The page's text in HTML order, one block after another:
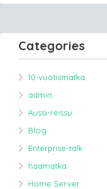
Categories
10-vuotismatka
admin
Aussi-reissu
Blog
Enterprise-talk
haamatka
Home Server